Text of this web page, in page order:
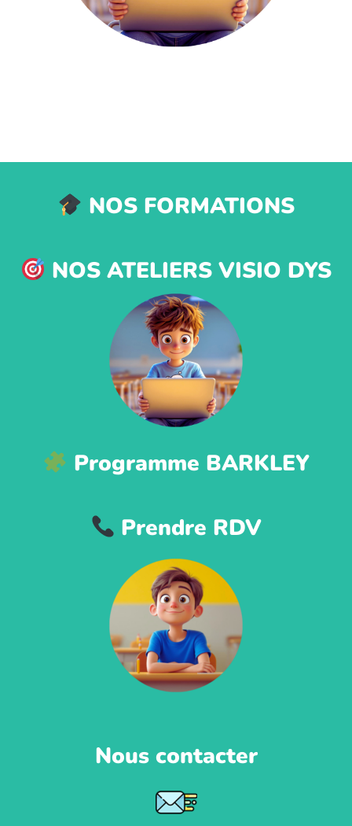
NOS FORMATIONS
NOS ATELIERS VISIO DYS
Programme BARKLEY
Prendre RDV
Nous contacter